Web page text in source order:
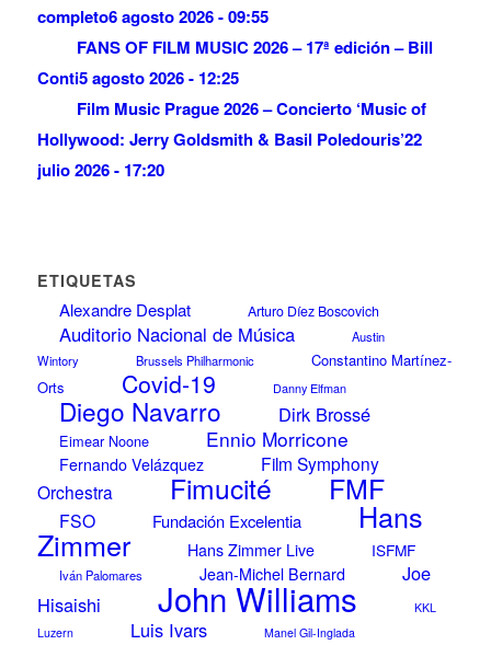
completo6 agosto 2026 - 09:55
FANS OF FILM MUSIC 2026 – 17ª edición – Bill
Conti5 agosto 2026 - 12:25
Film Music Prague 2026 – Concierto ‘Music of
Hollywood: Jerry Goldsmith & Basil Poledouris’22
julio 2026 - 17:20
ETIQUETAS
Alexandre Desplat Arturo Díez Boscovich
Auditorio Nacional de Música
Austin
Wintory
Brussels Philharmonic
Constantino Martínez-
Orts
Covid-19 Danny Elfman
Diego Navarro Dirk Brossé
Eimear Noone Ennio Morricone
Fernando Velázquez
Film Symphony
Orchestra
Fimucité FMF
FSO Fundación Excelentia Hans
Zimmer Hans Zimmer Live ISFMF
Iván Palomares Jean-Michel Bernard
Joe
Hisaishi
John Williams
KKL
Luzern
Luis Ivars Manel Gil-Inglada